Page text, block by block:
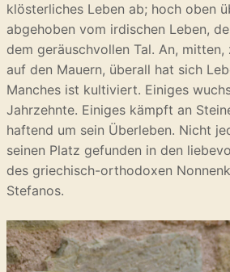
klösterliches Leben ab; hoch oben
abgehoben vom irdischen Leben,
dem geräuschvollen Tal. An,
auf den Mauern, überall hat sich
Manches ist kultiviert. Einiges
Jahrzehnte. Einiges kämpft an
haftend um sein Überleben. Nicht
seinen Platz gefunden in den
des griechisch-orthodoxen
Stefanos.